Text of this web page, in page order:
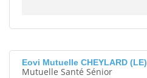
Eovi Mutuelle CHEYLARD (LE)
Mutuelle Santé Sénior